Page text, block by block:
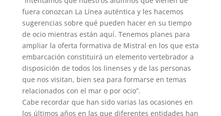
fuera conozcan La Línea auténtica y les hacemos
sugerencias sobre qué pueden hacer en su tiempo
de ocio mientras están aquí. Tenemos planes para
ampliar la oferta formativa de Mistral en los que esta
embarcación constituirá un elemento vertebrador a
disposición de todos los linenses y de las personas
que nos visitan, bien sea para formarse en temas
relacionados con el mar o por ocio”.
Cabe recordar que han sido varias las ocasiones en
los últimos años en las que diferentes entidades han